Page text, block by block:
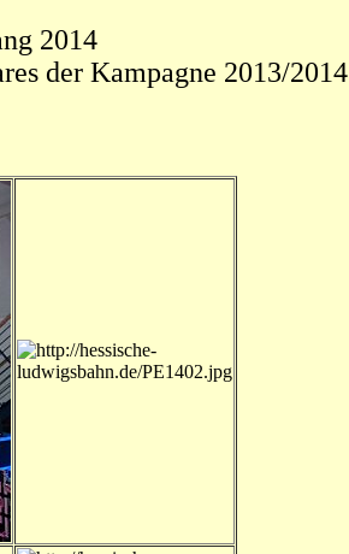
2014
der Kampagne 2013/2014